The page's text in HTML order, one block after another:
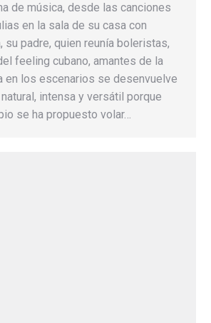
de música, desde las canciones
en la sala de su casa con
su padre, quien reunía boleristas,
feeling cubano, amantes de la
en los escenarios se desenvuelve
intensa y versátil porque
se ha propuesto volar…